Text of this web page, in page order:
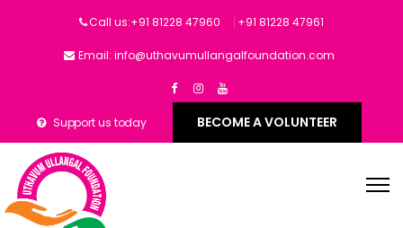
Call us:+91 81228 47960 ‎+91 81228 47961
Email: info@uthavumullangalfoundation.com
Support us today BECOME A VOLUNTEER